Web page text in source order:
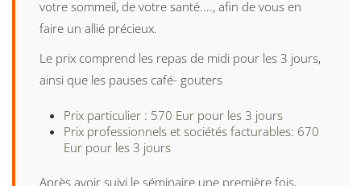
votre sommeil, de votre santé...., afin de vous en
faire un allié précieux.
Le prix comprend les repas de midi pour les 3 jours,
ainsi que les pauses café- gouters
Prix particulier : 570 Eur pour les 3 jours
Prix professionnels et sociétés facturables: 670
Eur pour les 3 jours
Après avoir suivi le séminaire une première fois,